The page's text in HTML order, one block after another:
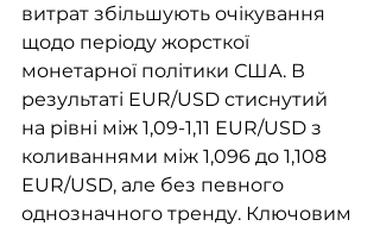
витрат збільшують очікування
щодо періоду жорсткої
монетарної політики США. В
результаті EUR/USD стиснутий
на рівні між 1,09-1,11 EUR/USD з
коливаннями між 1,096 до 1,108
EUR/USD, але без певного
однозначного тренду. Ключовим